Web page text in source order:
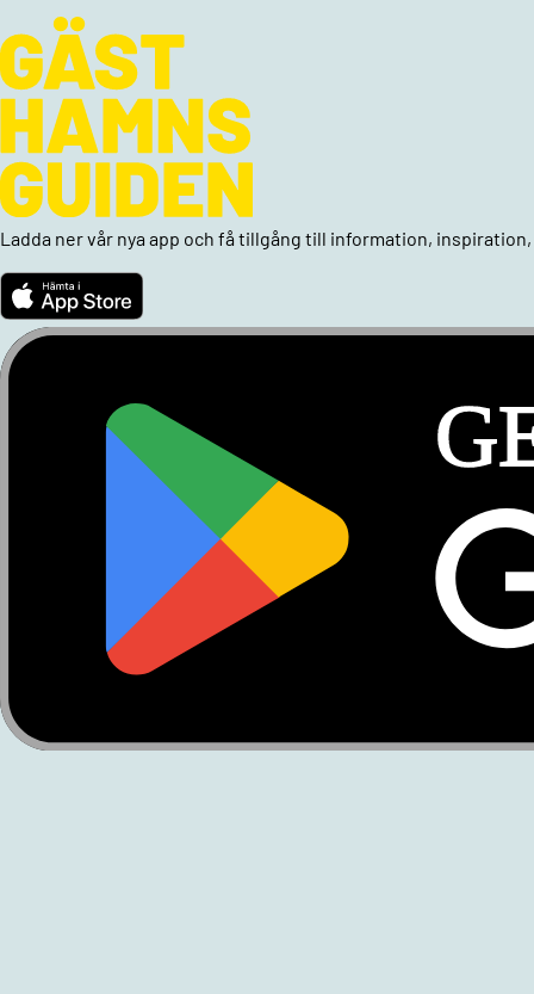
Ladda ner vår nya app och få tillgång till information,